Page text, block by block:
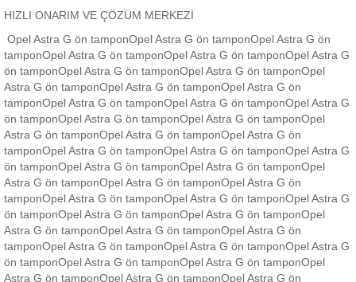
HIZLI ONARIM VE ÇÖZÜM MERKEZİ
Opel Astra G ön tamponOpel Astra G ön tamponOpel Astra G ön
tamponOpel Astra G ön tamponOpel Astra G ön tamponOpel Astra G
ön tamponOpel Astra G ön tamponOpel Astra G ön tamponOpel
Astra G ön tamponOpel Astra G ön tamponOpel Astra G ön
tamponOpel Astra G ön tamponOpel Astra G ön tamponOpel Astra G
ön tamponOpel Astra G ön tamponOpel Astra G ön tamponOpel
Astra G ön tamponOpel Astra G ön tamponOpel Astra G ön
tamponOpel Astra G ön tamponOpel Astra G ön tamponOpel Astra G
ön tamponOpel Astra G ön tamponOpel Astra G ön tamponOpel
Astra G ön tamponOpel Astra G ön tamponOpel Astra G ön
tamponOpel Astra G ön tamponOpel Astra G ön tamponOpel Astra G
ön tamponOpel Astra G ön tamponOpel Astra G ön tamponOpel
Astra G ön tamponOpel Astra G ön tamponOpel Astra G ön
tamponOpel Astra G ön tamponOpel Astra G ön tamponOpel Astra G
ön tamponOpel Astra G ön tamponOpel Astra G ön tamponOpel
Astra G ön tamponOpel Astra G ön tamponOpel Astra G ön